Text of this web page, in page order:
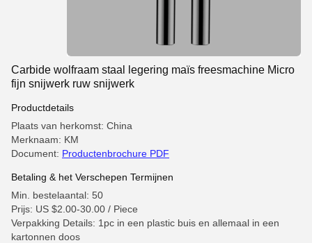
Carbide wolfraam staal legering maïs freesmachine Micro
fijn snijwerk ruw snijwerk
Productdetails
Plaats van herkomst: China
Merknaam: KM
Document: Productenbrochure PDF
Betaling & het Verschepen Termijnen
Min. bestelaantal: 50
Prijs: US $2.00-30.00 / Piece
Verpakking Details: 1pc in een plastic buis en allemaal in een
kartonnen doos